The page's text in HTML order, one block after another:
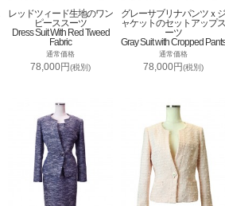
レッドツィード生地のワン
ピーススーツ
Dress Suit With Red Tweed
Fabric
通常価格
78,000円(税別)
グレーサブリナパンツｘジ
ャケットのセットアップス
ーツ
Gray Suit with Cropped Pants
通常価格
78,000円(税別)